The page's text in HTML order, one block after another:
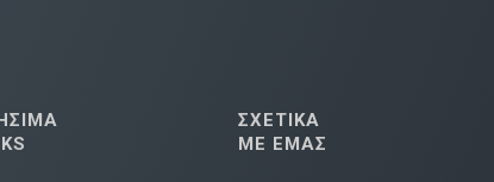
ΣΧΕΤΙΚΑ
ΜΕ ΕΜΑΣ